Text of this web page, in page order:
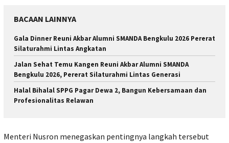
BACAAN LAINNYA
Gala Dinner Reuni Akbar Alumni SMANDA Bengkulu 2026 Pererat
Silaturahmi Lintas Angkatan
Jalan Sehat Temu Kangen Reuni Akbar Alumni SMANDA
Bengkulu 2026, Pererat Silaturahmi Lintas Generasi
Halal Bihalal SPPG Pagar Dewa 2, Bangun Kebersamaan dan
Profesionalitas Relawan
Menteri Nusron menegaskan pentingnya langkah tersebut